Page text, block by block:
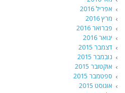
אפריל 2016
מרץ 2016
פברואר 2016
ינואר 2016
דצמבר 2015
נובמבר 2015
אוקטובר 2015
ספטמבר 2015
אוגוסט 2015